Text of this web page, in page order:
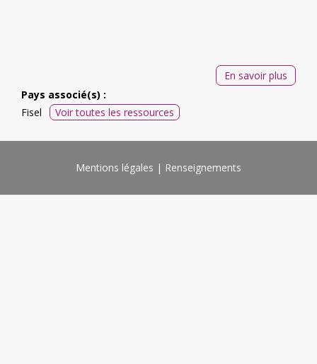
En savoir plus
Pays associé(s) :
Fisel
Voir toutes les ressources
Mentions légales Renseignements